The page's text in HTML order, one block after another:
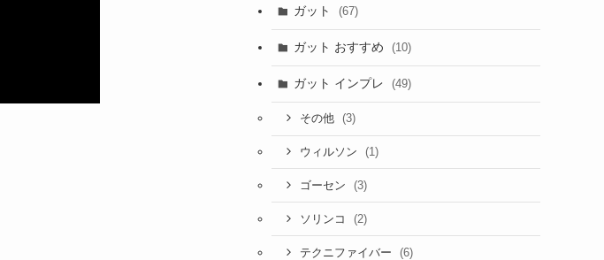
ガット (67)
ガット おすすめ (10)
ガット インプレ (49)
その他 (3)
ウィルソン (1)
ゴーセン (3)
ソリンコ (2)
テクニファイバー (6)